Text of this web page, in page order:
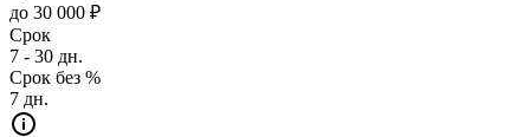
до 30 000 ₽
Срок
7 - 30 дн.
Срок без %
7 дн.